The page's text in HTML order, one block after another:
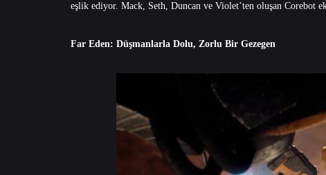
eşlik ediyor. Mack, Seth, Duncan ve Violet’ten oluşan Corebot
Far Eden: Düşmanlarla Dolu, Zorlu Bir Gezegen